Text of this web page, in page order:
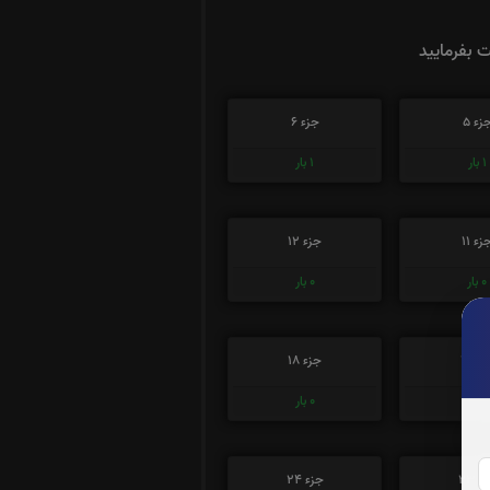
بفرمایید
5
1 بار
جزء 6
1 بار
11
0 بار
جزء 12
0 بار
0بار
جزء 18
0 بار
جزء 24